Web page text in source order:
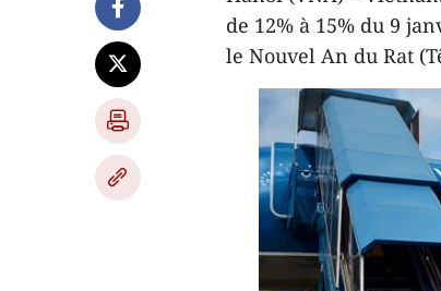
de 12% à 15% du 9
le Nouvel An du Rat